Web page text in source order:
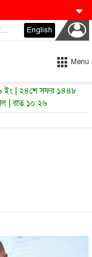
মধ্যপ্রাচ্যে কি শুরু হতে যাচ্ছে পারমাণবিক অস্ত্রের নতুন দৌড়? English
Menu
ইং | ২৪শে সফর ১৪৪৮
| রাত ১০:২৬